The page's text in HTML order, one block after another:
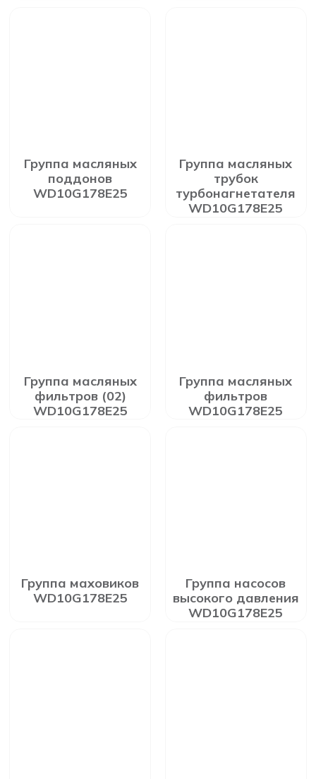
Группа масляных
поддонов
WD10G178E25
Группа масляных
трубок
турбонагнетателя
WD10G178E25
Группа масляных
фильтров (02)
WD10G178E25
Группа масляных
фильтров
WD10G178E25
Группа маховиков
WD10G178E25
Группа насосов
высокого давления
WD10G178E25